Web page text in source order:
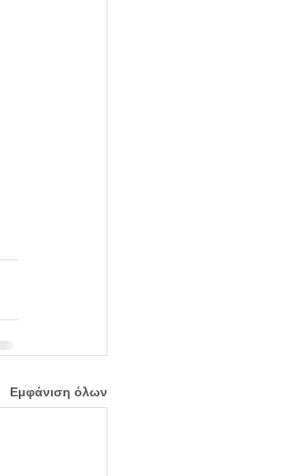
Εμφάνιση όλων